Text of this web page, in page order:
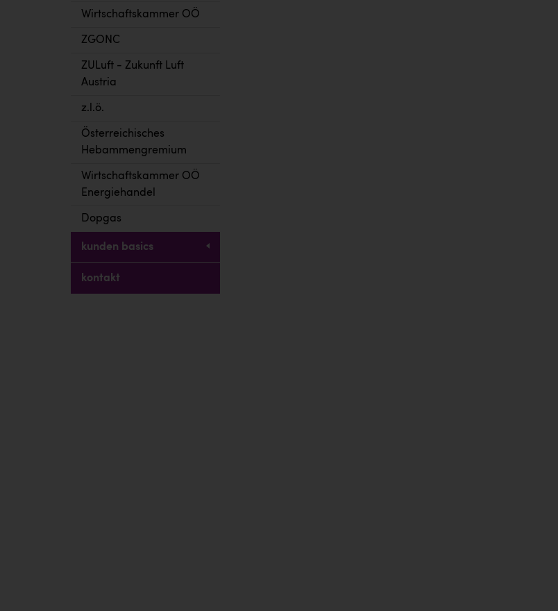
Wirtschaftskammer OÖ
ZGONC
ZULuft - Zukunft Luft
Austria
z.l.ö.
Österreichisches
Hebammengremium
Wirtschaftskammer OÖ
Energiehandel
Dopgas
kunden basics
kontakt